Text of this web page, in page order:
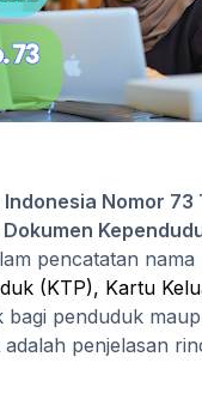
Nomor 73
pencatatan nama
(KTP), Kartu
bagi penduduk
penjelasan